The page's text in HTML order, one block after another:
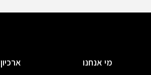
מי אנחנו
ארכיון